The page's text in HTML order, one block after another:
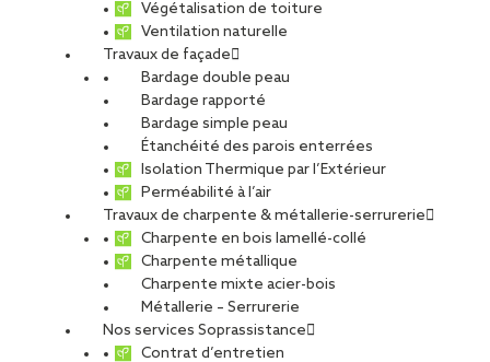
Végétalisation de toiture
Ventilation naturelle
Travaux de façade
Bardage double peau
Bardage rapporté
Bardage simple peau
Étanchéité des parois enterrées
Isolation Thermique par l’Extérieur
Perméabilité à l’air
Travaux de charpente & métallerie-serrurerie
Charpente en bois lamellé-collé
Charpente métallique
Charpente mixte acier-bois
Métallerie – Serrurerie
Nos services Soprassistance
Contrat d’entretien